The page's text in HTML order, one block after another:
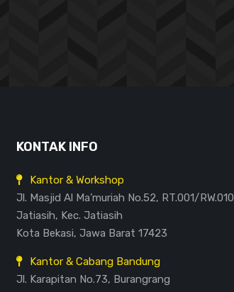
KONTAK INFO
Kantor & Workshop
Jl. Masjid Al Ma’muriah No.52, RT.001/RW.010
Jatiasih, Kec. Jatiasih
Kota Bekasi, Jawa Barat 17423
Kantor & Cabang Bandung
Jl. Karapitan No.73, Burangrang